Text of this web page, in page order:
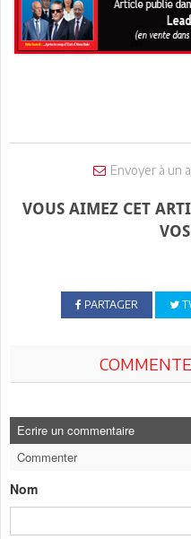
Envoyer à un
VOUS AIMEZ CET
PARTAGER
Ecrire un commentaire
Commenter
Nom